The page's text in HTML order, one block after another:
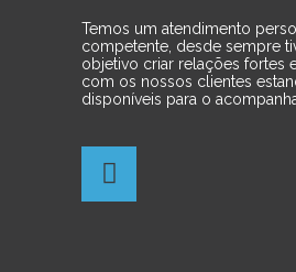
Temos um atendimento
competente, desde sempre
objetivo criar relações fortes
com os nossos clientes
disponíveis para o